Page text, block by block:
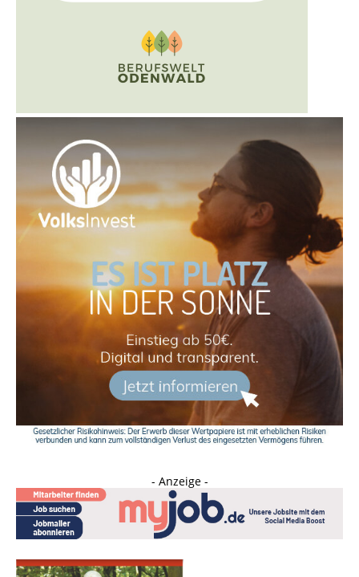
- Anzeige -